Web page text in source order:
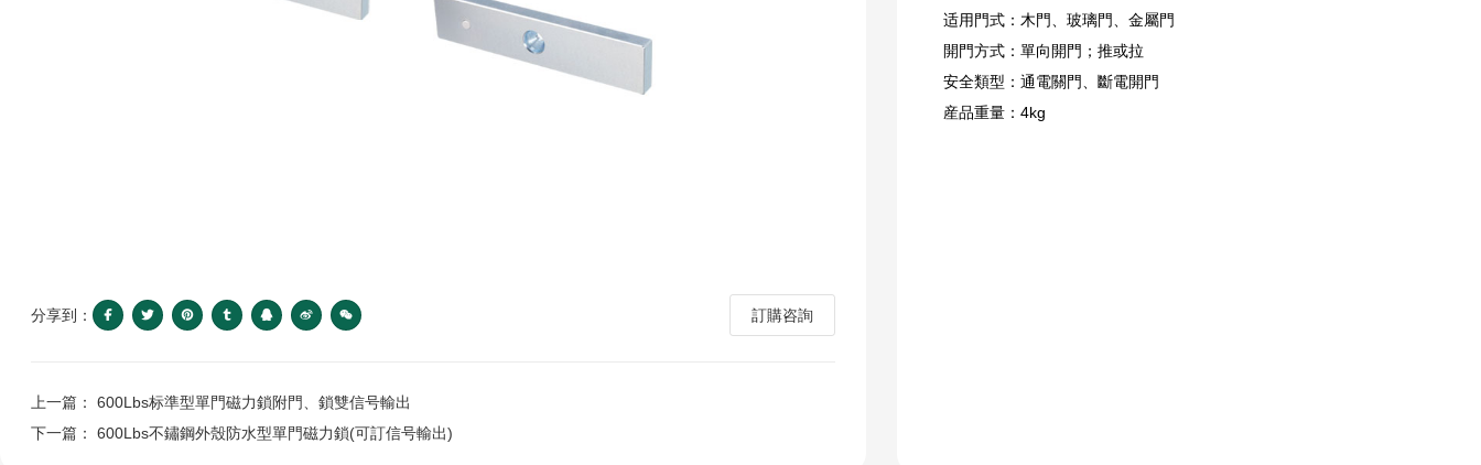
分享到： 訂購咨詢
上一篇： 600Lbs标準型單門磁力鎖附門、鎖雙信号輸出
下一篇： 600Lbs不鏽鋼外殼防水型單門磁力鎖(可訂信号輸出)
适用門式：木門、玻璃門、金屬門
開門方式：單向開門；推或拉
安全類型：通電關門、斷電開門
産品重量：4kg